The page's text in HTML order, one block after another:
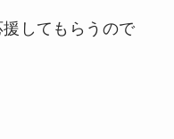
してもらうので